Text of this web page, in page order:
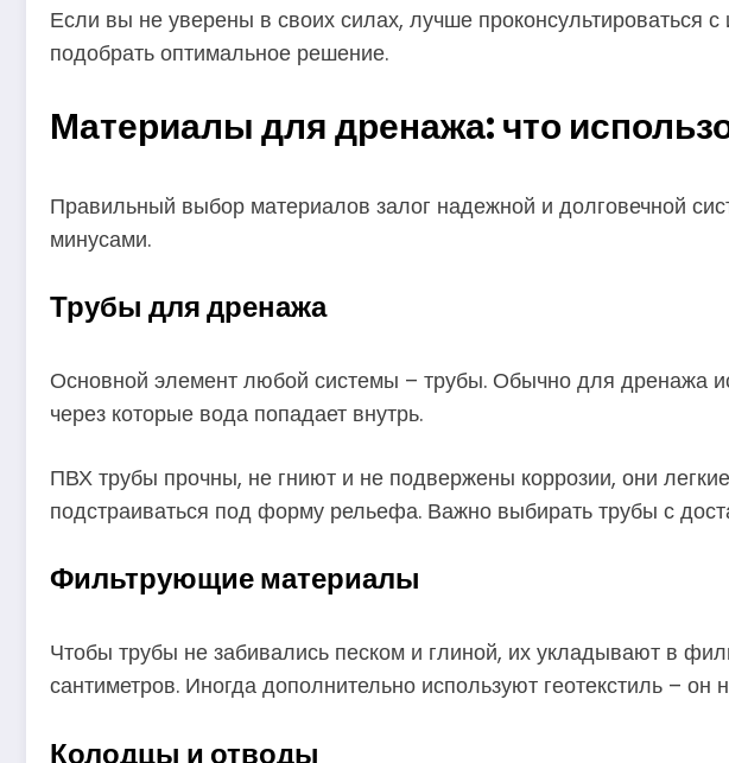
Если вы не уверены в своих силах, лучше проконсультироваться
подобрать оптимальное решение.
Материалы для дренажа: что
Правильный выбор материалов залог надежной и долговечной
минусами.
Трубы для дренажа
Основной элемент любой системы – трубы. Обычно для дренажа
через которые вода попадает внутрь.
ПВХ трубы прочны, не гниют и не подвержены коррозии, они
подстраиваться под форму рельефа. Важно выбирать трубы с
Фильтрующие материалы
Чтобы трубы не забивались песком и глиной, их укладывают в
сантиметров. Иногда дополнительно используют геотекстиль –
Колодцы и отводы